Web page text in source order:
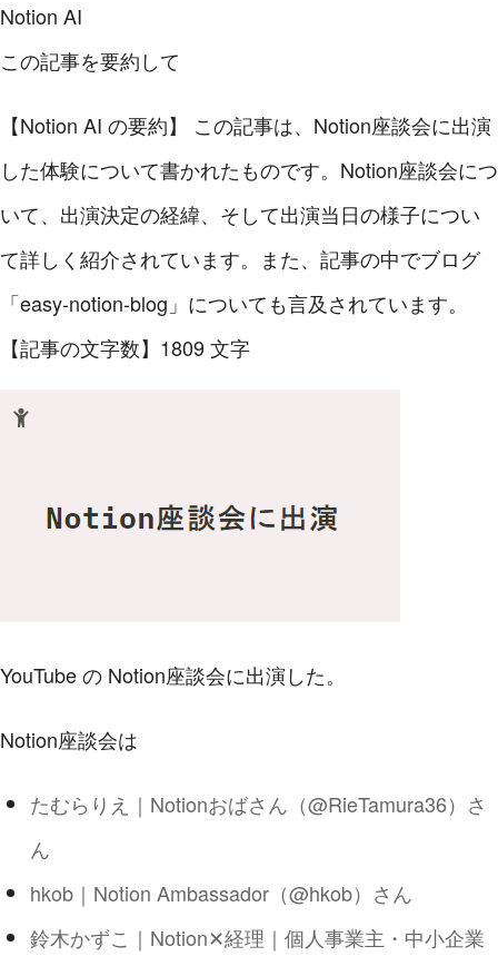
Notion AI
この記事を要約して
【Notion AI の要約】
この記事は、Notion座談会に出演
した体験について書かれたものです。Notion座談会につ
いて、出演決定の経緯、そして出演当日の様子につい
て詳しく紹介されています。また、記事の中でブログ
「easy-notion-blog」についても言及されています。
【記事の文字数】1809 文字
YouTube の Notion座談会に出演した。
Notion座談会は
たむらりえ｜Notionおばさん（@RieTamura36）さ
ん
hkob｜Notion Ambassador（@hkob）さん
鈴木かずこ｜Notion✕経理｜個人事業主・中小企業